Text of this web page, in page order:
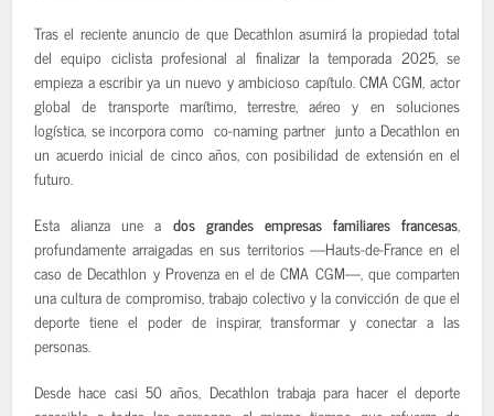
Tras el reciente anuncio de que Decathlon asumirá la propiedad total
del equipo ciclista profesional al finalizar la temporada 2025, se
empieza a escribir ya un nuevo y ambicioso capítulo. CMA CGM, actor
global de transporte marítimo, terrestre, aéreo y en soluciones
logística, se incorpora como co-naming partner junto a Decathlon en
un acuerdo inicial de cinco años, con posibilidad de extensión en el
futuro.
Esta alianza une a dos grandes empresas familiares francesas,
profundamente arraigadas en sus territorios —Hauts-de-France en el
caso de Decathlon y Provenza en el de CMA CGM—, que comparten
una cultura de compromiso, trabajo colectivo y la convicción de que el
deporte tiene el poder de inspirar, transformar y conectar a las
personas.
Desde hace casi 50 años, Decathlon trabaja para hacer el deporte